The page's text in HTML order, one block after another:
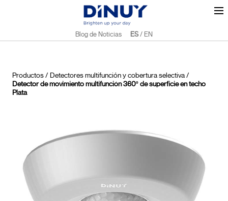
Blog de Noticias ES/ EN
Productos/ Detectores multifunción y cobertura selectiva/
Detector de movimiento multifunción 360º de superficie en techo
Plata